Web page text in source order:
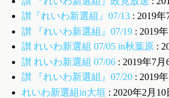
讃『れいわ新選組』07/13: 2019年
讃 『れいわ新選組』07/19: 2019年
讃 れいわ新選組 07/05 in秋葉原:
讃 れいわ新選組 07/06: 2019年7月
讃 『れいわ新選組』07/20: 2019年
れいわ新選組in大垣 : 2020年2月10